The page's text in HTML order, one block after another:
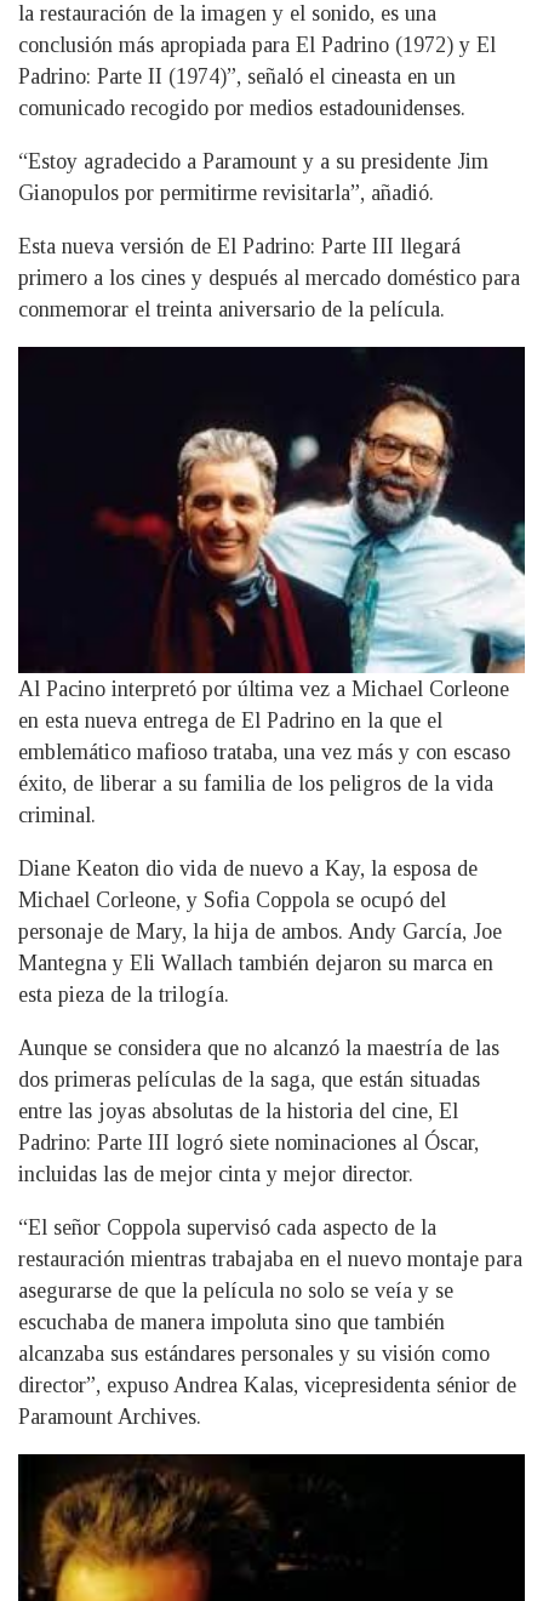
la restauración de la imagen y el sonido, es una
conclusión más apropiada para El Padrino (1972) y El
Padrino: Parte II (1974)”, señaló el cineasta en un
comunicado recogido por medios estadounidenses.
“Estoy agradecido a Paramount y a su presidente Jim
Gianopulos por permitirme revisitarla”, añadió.
Esta nueva versión de El Padrino: Parte III llegará
primero a los cines y después al mercado doméstico para
conmemorar el treinta aniversario de la película.
Al Pacino interpretó por última vez a Michael Corleone
en esta nueva entrega de El Padrino en la que el
emblemático mafioso trataba, una vez más y con escaso
éxito, de liberar a su familia de los peligros de la vida
criminal.
Diane Keaton dio vida de nuevo a Kay, la esposa de
Michael Corleone, y Sofia Coppola se ocupó del
personaje de Mary, la hija de ambos. Andy García, Joe
Mantegna y Eli Wallach también dejaron su marca en
esta pieza de la trilogía.
Aunque se considera que no alcanzó la maestría de las
dos primeras películas de la saga, que están situadas
entre las joyas absolutas de la historia del cine, El
Padrino: Parte III logró siete nominaciones al Óscar,
incluidas las de mejor cinta y mejor director.
“El señor Coppola supervisó cada aspecto de la
restauración mientras trabajaba en el nuevo montaje para
asegurarse de que la película no solo se veía y se
escuchaba de manera impoluta sino que también
alcanzaba sus estándares personales y su visión como
director”, expuso Andrea Kalas, vicepresidenta sénior de
Paramount Archives.